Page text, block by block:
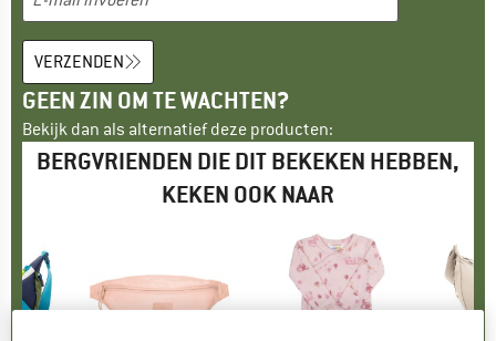
VERZENDEN
GEEN ZIN OM TE WACHTEN?
Bekijk dan als alternatief deze producten:
BERGVRIENDEN DIE DIT BEKEKEN HEBBEN,
KEKEN OOK NAAR